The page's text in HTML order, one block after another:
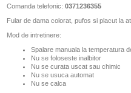
Comanda telefonic: 0371236355
Fular de dama colorat, pufos si placut la
Mod de intretinere:
Spalare manuala la temperatura
Nu se foloseste inalbitor
Nu se curata uscat sau chimic
Nu se usuca automat
Nu se calca